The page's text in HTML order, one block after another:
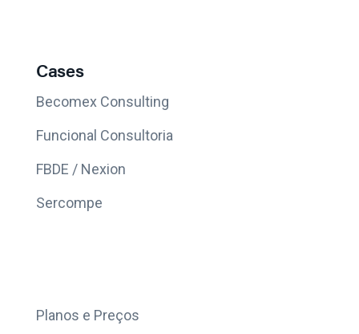
Cases
Becomex Consulting
Funcional Consultoria
FBDE / Nexion
Sercompe
Planos e Preços